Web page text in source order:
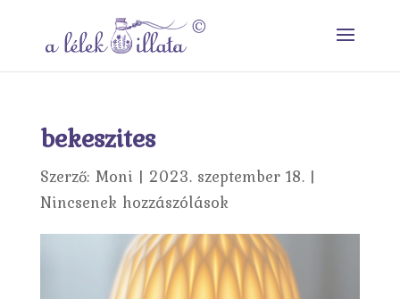
bekeszites
Szerző: Moni | 2023. szeptember 18.|
Nincsenek hozzászólások